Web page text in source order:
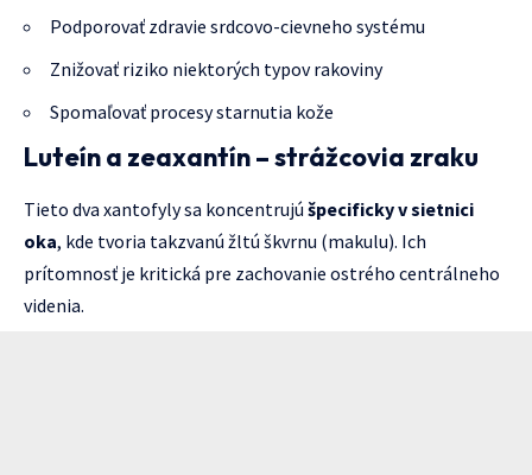
Podporovať zdravie srdcovo-cievneho systému
Znižovať riziko niektorých typov rakoviny
Spomaľovať procesy starnutia kože
Luteín a zeaxantín – strážcovia zraku
Tieto dva xantofyly sa koncentrujú špecificky v sietnici
oka, kde tvoria takzvanú žltú škvrnu (makulu). Ich
prítomnosť je kritická pre zachovanie ostrého centrálneho
videnia.